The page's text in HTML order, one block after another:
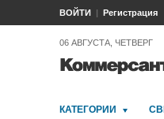
ВОЙТИ Регистрация
06 АВГУСТА, ЧЕТВЕРГ
КАТЕГОРИИ